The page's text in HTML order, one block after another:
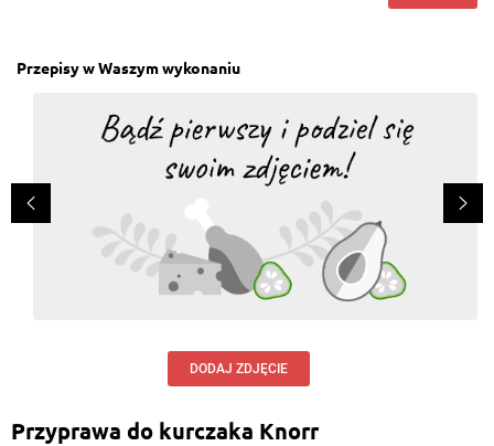
Przepisy w Waszym wykonaniu
DODAJ ZDJĘCIE
Przyprawa do kurczaka Knorr